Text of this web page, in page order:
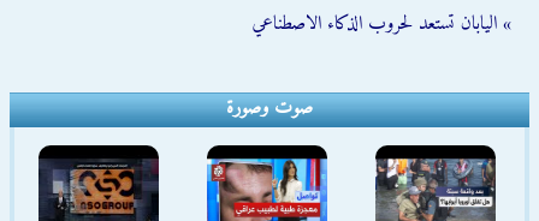
» اليابان تستعد لحروب الذكاء الاصطناعي
صوت وصورة